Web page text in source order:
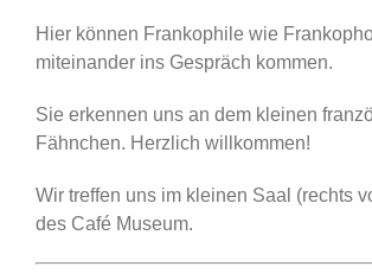
Hier können Frankophile wie
miteinander ins Gespräch kommen.
Sie erkennen uns an dem kleinen
Fähnchen. Herzlich willkommen!
Wir treffen uns im kleinen Saal (rechts
des Café Museum.